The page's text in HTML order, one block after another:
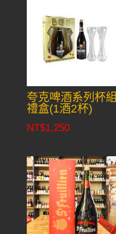
夸克啤酒系列杯組
禮盒(1酒2杯)
NT$1,250